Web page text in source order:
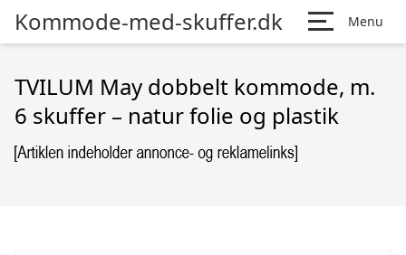
Kommode-med-skuffer.dk Menu
TVILUM May dobbelt kommode, m.
6 skuffer – natur folie og plastik